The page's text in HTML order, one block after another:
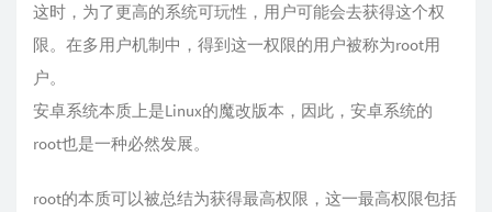
这时，为了更高的系统可玩性，用户可能会去获得这个权
限。在多用户机制中，得到这一权限的用户被称为root用
户。
安卓系统本质上是Linux的魔改版本，因此，安卓系统的
root也是一种必然发展。
root的本质可以被总结为获得最高权限，这一最高权限包括